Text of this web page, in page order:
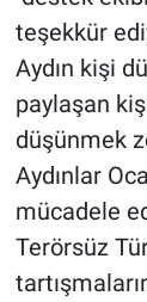
teşekkür
Aydın kişi
paylaşan
düşünmek
Aydınlar
mücadele
Terörsüz